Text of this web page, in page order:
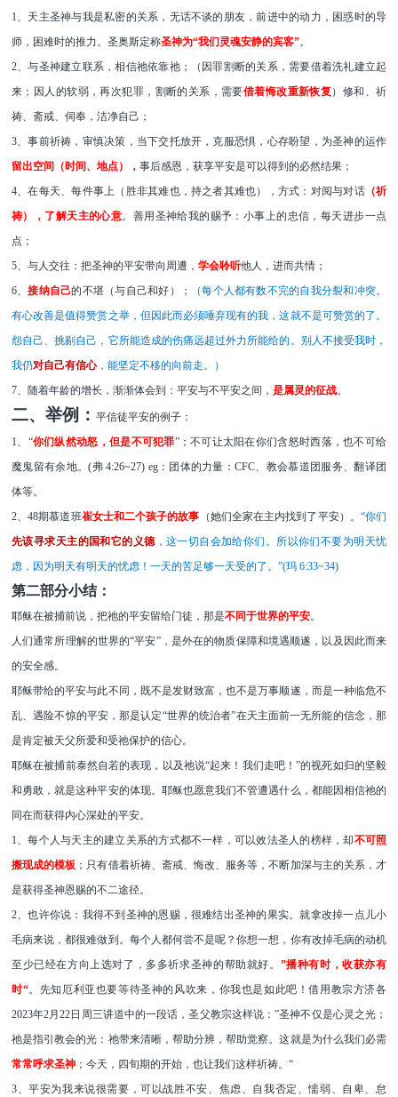
1、天主圣神与我是私密的关系，无话不谈的朋友，前进中的动力，困惑时的导
师，困难时的推力。圣奥斯定称圣神为“我们灵魂安静的宾客”。
2、与圣神建立联系，相信祂依靠祂；（因罪割断的关系，需要借着洗礼建立起
来；因人的软弱，再次犯罪，割断的关系，需要借着悔改重新恢复 ） 修和、祈
祷、斋戒、伺奉，洁净自己；
3、事前祈祷，审慎决策，当下交托放开，克服恐惧，心存盼望，为圣神的运作
留出空间（时间、地点）， 事后感恩，获享平安是可以得到的必然结果；
4、在每天、每件事上（胜非其难也，持之者其难也），方式：对阅与对话（祈
祷），了解天主的心意。善用圣神给我的赐予：小事上的忠信，每天进步一点
点；
5、与人交往：把圣神的平安带向周遭， 学会聆听他人，进而共情；
6、接纳自己的不堪（与自己和好）；
（每个人都有数不完的自我分裂和冲突。
有心改善是值得赞赏之举，但因此而必须唾弃现有的我，这就不是可赞赏的了。
怨自己、挑剔自己，它所能造成的伤痛远超过外力所能给的。别人不接受我时，
我仍对自己有信心， 能坚定不移的向前走。）
7、随着年龄的增长，渐渐体会到：平安与不平安之间， 是属灵的征战。
二、举例： 平信徒平安的例子：
1、“你们纵然动怒，但是不可犯罪”；不可让太阳在你们含怒时西落，也不可给
魔鬼留有余地。(弗 4:26~27) eg：团体的力量：CFC、教会慕道团服务、翻译团
体等。
2、48期慕道班崔女士和二个孩子的故事 （她们全家在主内找到了平安）。 “你们
先该寻求天主的国和它的义德，这一切自会加给你们。所以你们不要为明天忧
虑，因为明天有明天的忧虑！一天的苦足够一天受的了。 ”(玛 6:33~34)
第二部分小结：
耶稣在被捕前说，把祂的平安留给门徒，那是不同于世界的平安。
人们通常所理解的世界的“平安”，是外在的物质保障和境遇顺遂，以及因此而来
的安全感。
耶稣带给的平安与此不同，既不是发财致富，也不是万事顺遂，而是一种临危不
乱、遇险不惊的平安，那是认定“世界的统治者”在天主面前一无所能的信念，那
是肯定被天父所爱和受祂保护的信心。
耶稣在被捕前泰然自若的表现，以及祂说“起来！我们走吧！”的视死如归的坚毅
和勇敢，就是这种平安的体现。耶稣也愿意我们不管遭遇什么，都能因相信祂的
同在而获得内心深处的平安。
1、每个人与天主的建立关系的方式都不一样，可以效法圣人的榜样，却不可照
搬现成的模板 ；只有借着祈祷、斋戒、悔改、服务等，不断加深与主的关系，才
是获得圣神恩赐的不二途径。
2、也许你说：我得不到圣神的恩赐，很难结出圣神的果实。就拿改掉一点儿小
毛病来说，都很难做到。每个人都何尝不是呢？你想一想，你有改掉毛病的动机
至少已经在方向上选对了，多多祈求圣神的帮助就好。 ”播种有时，收获亦有
时“。先知厄利亚也要等待圣神的风吹来，你我也是如此吧！借用 教宗方济各
2023年2月22日 周三讲道中的一段话 ，圣父教宗这样说：”圣神不仅是心灵之光；
祂是指引教会的光：祂带来清晰，帮助分辨，帮助觉察。这就是为什么我们必需
常常呼求圣神 ；今天，四旬期的开始，也让我们这样祈祷。 “
3、平安为我来说很需要，可以战胜不安、焦虑、自我否定、懦弱、自卑、怠